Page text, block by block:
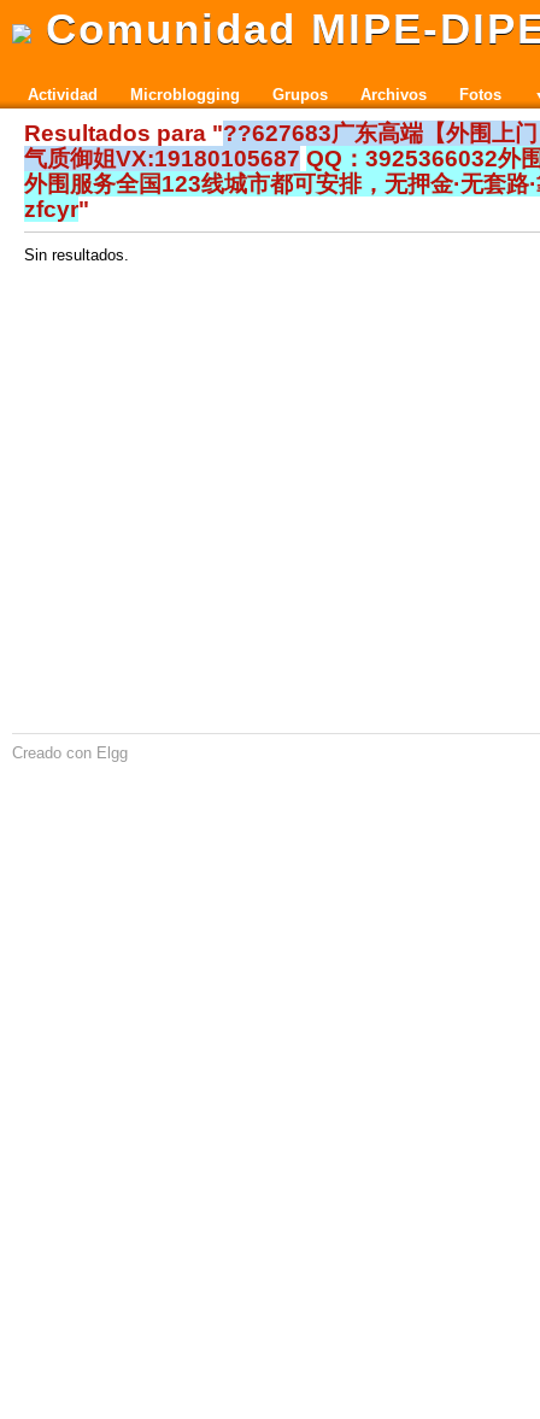
Comunidad MIPE-
Actividad Microblogging Grupos Archivos Fotos
Resultados para "??627683广东高端【外围上
气质御姐VX:19180105687 QQ：3925366032外
外围服务全国123线城市都可安排，无押金·无套路·
zfcyr"
Sin resultados.
Creado con Elgg